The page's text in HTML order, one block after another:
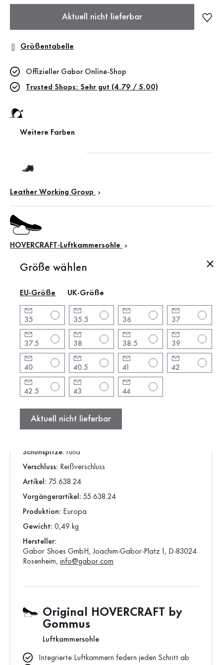
Aktuell nicht lieferbar
Größentabelle
Weitere Farben
Größe wählen
EU-Größe UK-Größe
35 35.5 36 37
37.5 38 38.5 39
40 40.5 41 42
42.5 43 44
Aktuell nicht lieferbar
Offizieller Gabor Online-Shop
Trusted Shops: Sehr gut (4.79 / 5.00)
Leather Working Group
HOVERCRAFT-Luftkammersohle
Das macht diesen Schuh
Produktbeschreibung
Produktinformationen
Marke:Gabor
Absatzform: Trichterabsatz
Absatzhöhe:3.5 cm
Farbe:braun
Schuhspitze: rund
Verschluss: Reißverschluss
Artikel: 75.638.24
Vorgängerartikel: 55.638.24
Produktion: Europa
Gewicht: 0,49 kg
Hersteller:
Gabor Shoes GmbH, Joachim-Gabor-Platz 1, D-83024
Rosenheim, info@gabor.com
Original HOVERCRAFT by
Gommus
Luftkammersohle
Integrierte Luftkammern federn jeden Schritt ab